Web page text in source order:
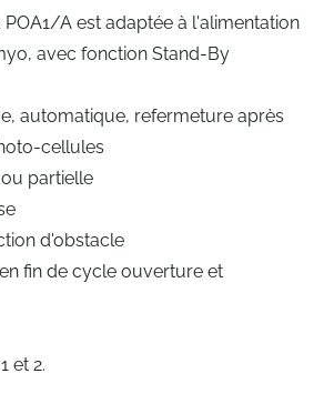
POA1/A est adaptée à l'alimentation
avec fonction Stand-By
automatique, refermeture après
cellules
partielle
d'obstacle
fin de cycle ouverture et
et 2.